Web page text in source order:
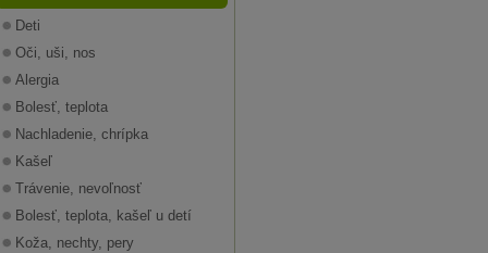
Deti
Oči, uši, nos
Alergia
Bolesť, teplota
Nachladenie, chrípka
Kašeľ
Trávenie, nevoľnosť
Bolesť, teplota, kašeľ u detí
Koža, nechty, pery